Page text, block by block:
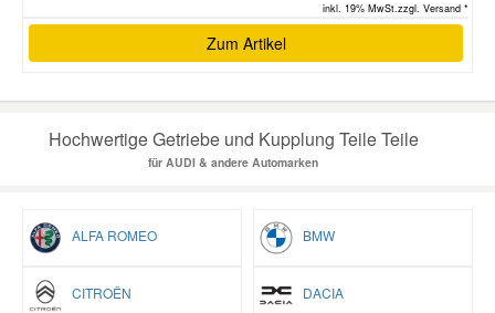
inkl. 19% MwSt.zzgl. Versand *
Zum Artikel
Hochwertige Getriebe und Kupplung Teile Teile
für AUDI & andere Automarken
ALFA ROMEO BMW
CITROËN DACIA